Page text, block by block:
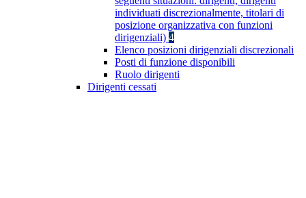
individuati discrezionalmente, titolari di
posizione organizzativa con funzioni
dirigenziali) 4
Elenco posizioni dirigenziali discrezionali
Posti di funzione disponibili
Ruolo dirigenti
Dirigenti cessati